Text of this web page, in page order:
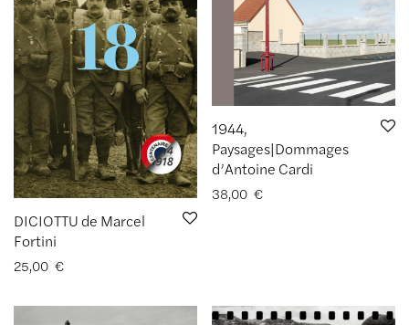
DICIOTTU de Marcel
Fortini
25,00 €
1944,
Paysages|Dommages
d’Antoine Cardi
38,00 €